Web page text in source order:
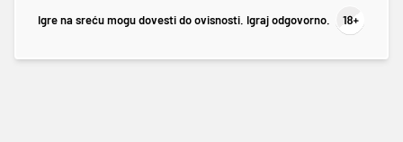
Igre na sreću mogu dovesti do ovisnosti. Igraj odgovorno.